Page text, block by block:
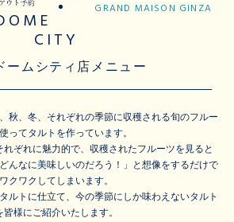
GRAND MAISON GINZA
CITY
ームシティ店メニュー
秋、冬、それぞれの季節に収穫される旬のフルー
ってタルトを作っています。
ぞれに魅力的で、収穫されたフルーツを見ると
んなに美味しいのだろう！」と想像をするだけで
ワクワクしてしまいます。
ルトに仕立て、今の季節にしか味わえないタルト
皆様にご紹介いたします。